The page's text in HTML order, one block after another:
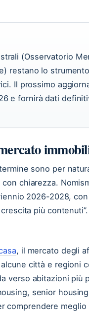
(Osservatorio
restano lo
Il prossimo
e fornirà dati
sono per
chiarezza.
2026-2028,
più contenuti”.
, il mercato degli
città e regioni
verso abitazioni
senior
comprendere